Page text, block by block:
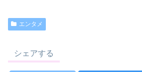
エンタメ
シェアする